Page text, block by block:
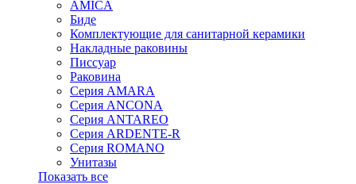
AMICA
Биде
Комплектующие для санитарной керамики
Накладные раковины
Писсуар
Раковина
Серия AMARA
Серия ANCONA
Серия ANTAREO
Серия ARDENTE-R
Серия ROMANO
Унитазы
Показать все